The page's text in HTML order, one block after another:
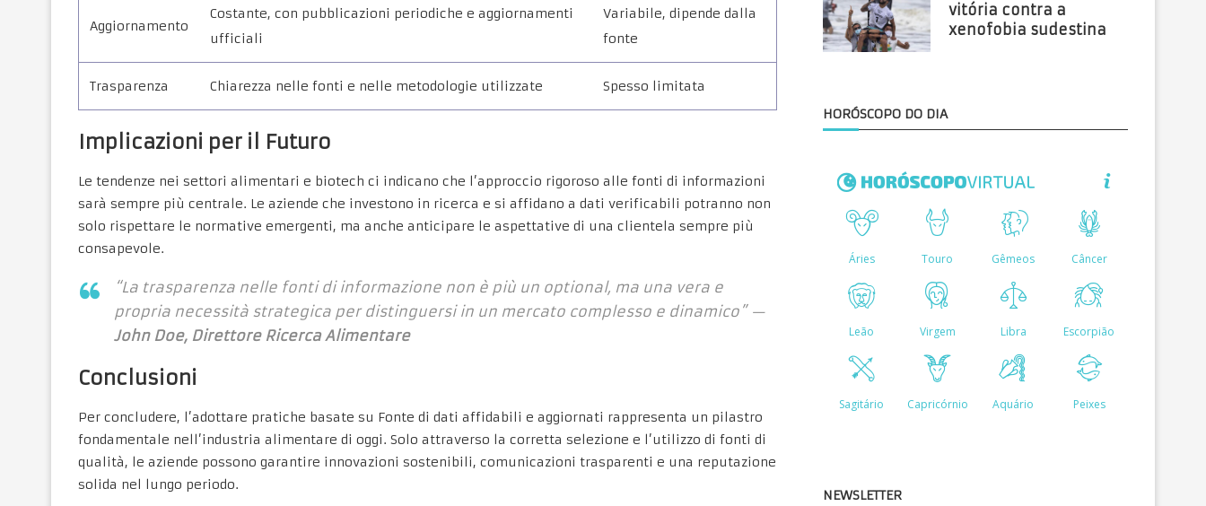
Aggiornamento
Costante, con pubblicazioni periodiche e aggiornamenti
ufficiali
Variabile, dipende dalla
fonte
Trasparenza Chiarezza nelle fonti e nelle metodologie utilizzate Spesso limitata
Implicazioni per il Futuro
Le tendenze nei settori alimentari e biotech ci indicano che l’approccio rigoroso alle fonti di informazioni
sarà sempre più centrale. Le aziende che investono in ricerca e si affidano a dati verificabili potranno non
solo rispettare le normative emergenti, ma anche anticipare le aspettative di una clientela sempre più
consapevole.
“La trasparenza nelle fonti di informazione non è più un optional, ma una vera e
propria necessità strategica per distinguersi in un mercato complesso e dinamico” —
John Doe, Direttore Ricerca Alimentare
Conclusioni
Per concludere, l’adottare pratiche basate su Fonte di dati affidabili e aggiornati rappresenta un pilastro
fondamentale nell’industria alimentare di oggi. Solo attraverso la corretta selezione e l’utilizzo di fonti di
qualità, le aziende possono garantire innovazioni sostenibili, comunicazioni trasparenti e una reputazione
solida nel lungo periodo.
vitória contra a
xenofobia sudestina
HORÓSCOPO DO DIA
NEWSLETTER